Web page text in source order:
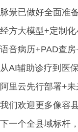
脉景已做好全面准备
经方大模型+定制化
语音病历+PAD查房
从AI辅助诊疗到医
阿里云先行部署+
我们欢迎更多像容
下一个全县域标杆